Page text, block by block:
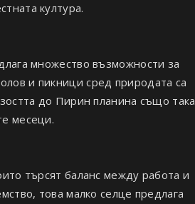
култура.
множество възможности за
и пикници сред природата са
до Пирин планина също така
месеци.
търсят баланс между работа и
това малко селце предлага